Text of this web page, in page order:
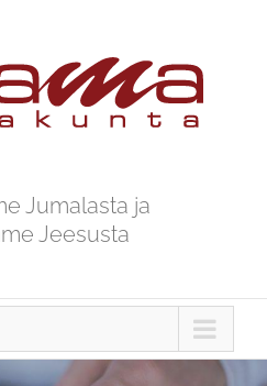
Jumalasta ja
Jeesusta